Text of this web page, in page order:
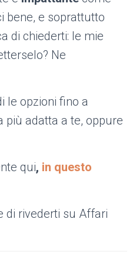
bene, e soprattutto
di chiederti: le mie
Ne
le opzioni fino a
più adatta a te, oppure
qui, in questo
di rivederti su Affari